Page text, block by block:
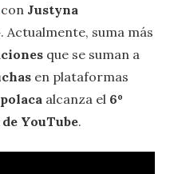
con Justyna
. Actualmente, suma más
que se suman a
en plataformas
alcanza el 6º
YouTube.